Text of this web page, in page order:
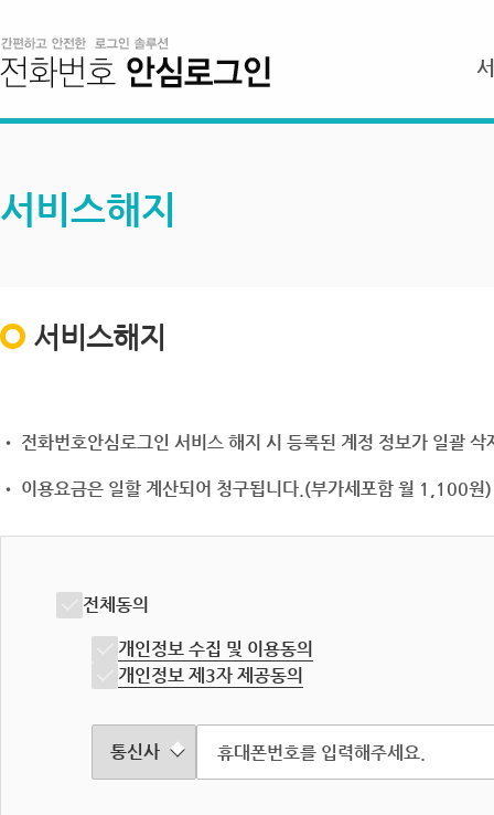
서비스해지
서비스해지
• 전화번호안심로그인 서비스 해지 시 등록된 계정 정보가 일괄
• 이용요금은 일할 계산되어 청구됩니다.(부가세포함 월 1,100원)
전체동의
개인정보 수집 및 이용동의
개인정보 제3자 제공동의